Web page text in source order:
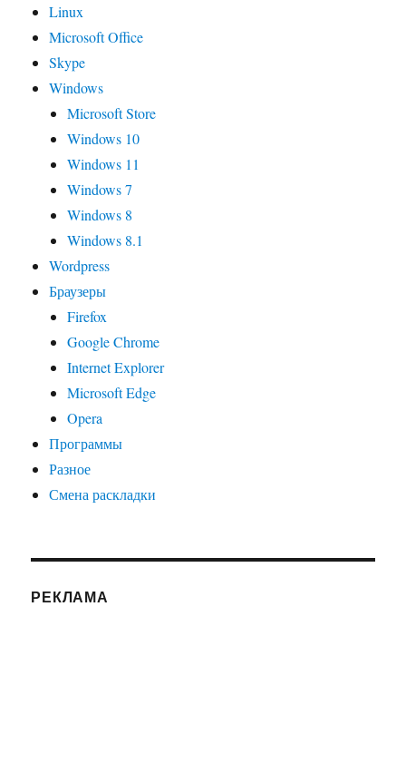
Linux
Microsoft Office
Skype
Windows
Microsoft Store
Windows 10
Windows 11
Windows 7
Windows 8
Windows 8.1
Wordpress
Браузеры
Firefox
Google Chrome
Internet Explorer
Microsoft Edge
Opera
Программы
Разное
Смена раскладки
РЕКЛАМА